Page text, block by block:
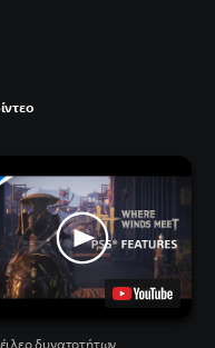
δυνατοτήτων